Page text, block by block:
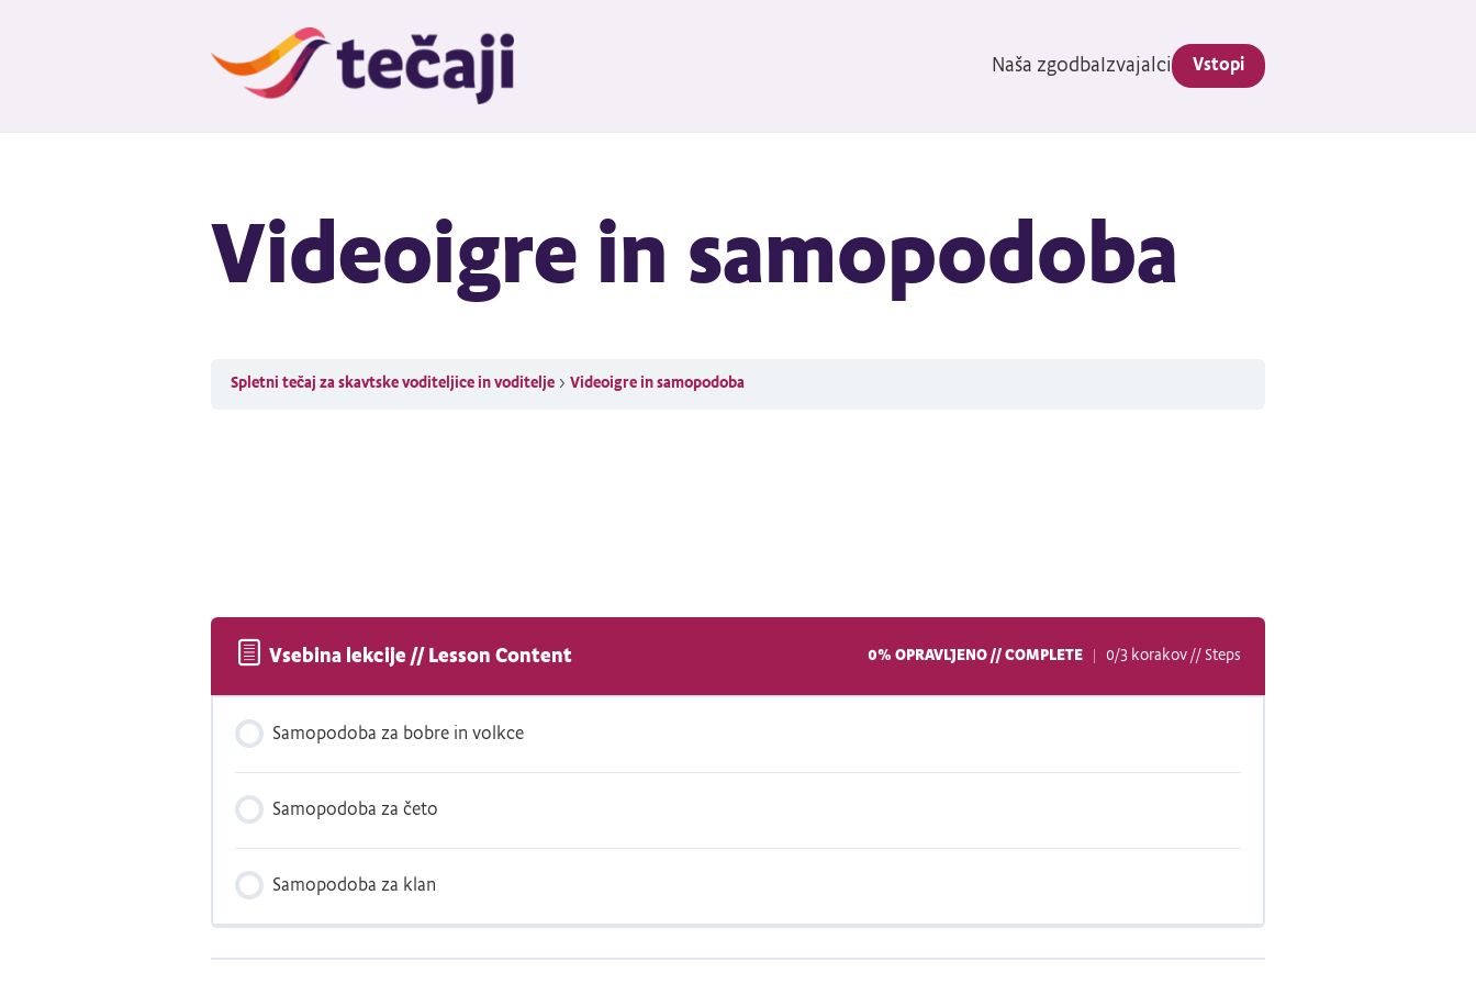
Naša zgodba Izvajalci Vstopi
Videoigre in samopodoba
Spletni tečaj za skavtske voditeljice in voditelje Videoigre in samopodoba
Vsebina lekcije // Lesson Content 0% OPRAVLJENO // COMPLETE 0/3 korakov // Steps
Samopodoba za bobre in volkce
Samopodoba za četo
Samopodoba za klan